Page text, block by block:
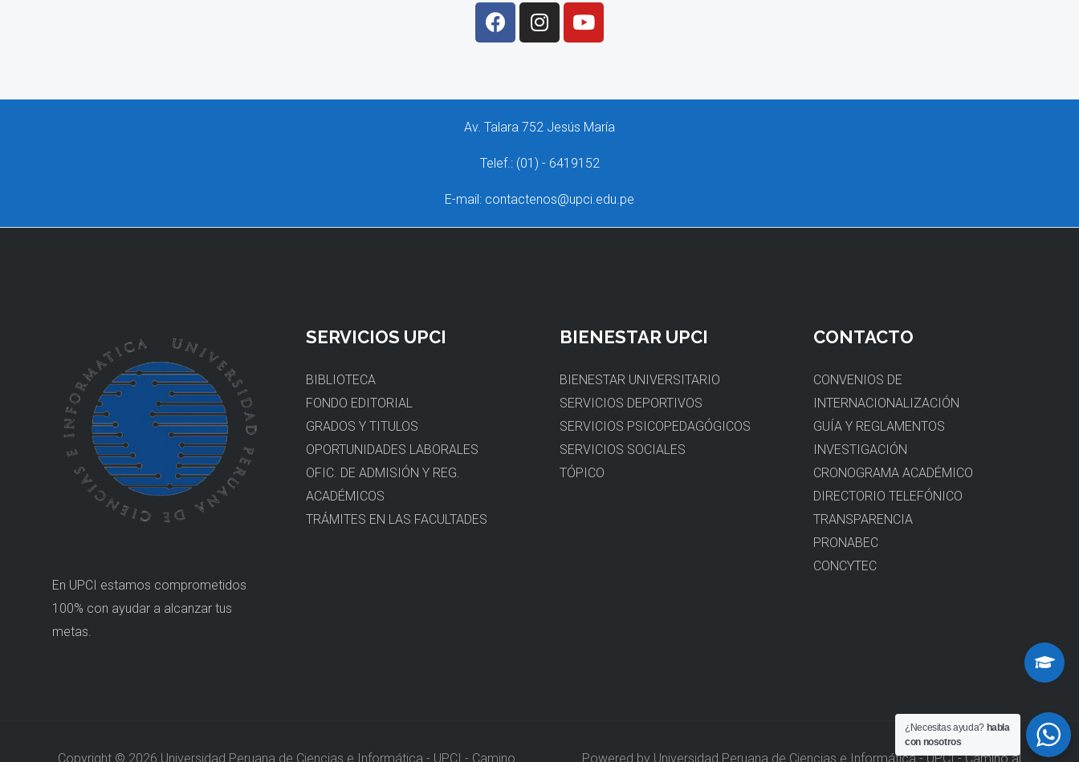
Av. Talara 752 Jesús María
Telef.: (01) - 6419152
E-mail: contactenos@upci.edu.pe
En UPCI estamos comprometidos
100% con ayudar a alcanzar tus
metas.
SERVICIOS UPCI
BIBLIOTECA
FONDO EDITORIAL
GRADOS Y TITULOS
OPORTUNIDADES LABORALES
OFIC. DE ADMISIÓN Y REG.
ACADÉMICOS
TRÁMITES EN LAS FACULTADES
BIENESTAR UPCI
BIENESTAR UNIVERSITARIO
SERVICIOS DEPORTIVOS
SERVICIOS PSICOPEDAGÓGICOS
SERVICIOS SOCIALES
TÓPICO
CONTACTO
CONVENIOS DE
INTERNACIONALIZACIÓN
GUÍA Y REGLAMENTOS
INVESTIGACIÓN
CRONOGRAMA ACADÉMICO
DIRECTORIO TELEFÓNICO
TRANSPARENCIA
PRONABEC
CONCYTEC
Copyright © 2026 Universidad Peruana de Ciencias e Informática - UPCI - Camino Powered by Universidad Peruana de Ciencias e Informática - UPCI - Camino al
¿Necesitas ayuda? habla
con nosotros